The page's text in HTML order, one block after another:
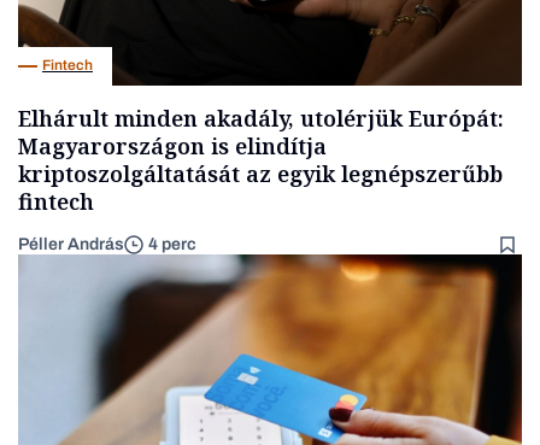
Fintech
Elhárult minden akadály, utolérjük Európát:
Magyarországon is elindítja
kriptoszolgáltatását az egyik legnépszerűbb
fintech
Péller András 4 perc